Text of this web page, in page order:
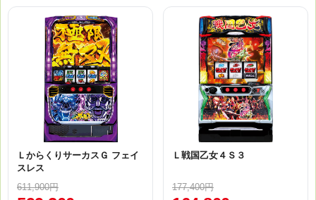
ＬからくりサーカスＧ フェイ
スレス
611,900円
Ｌ戦国乙女４Ｓ３
177,400円